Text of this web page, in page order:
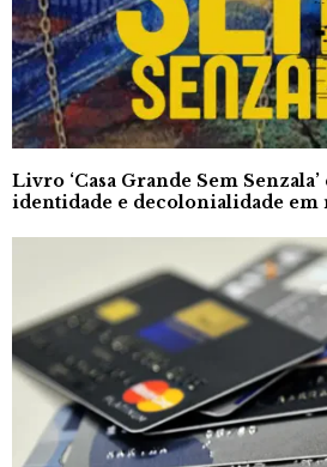
Livro ‘Casa Grande Sem
identidade e decolonialidade em